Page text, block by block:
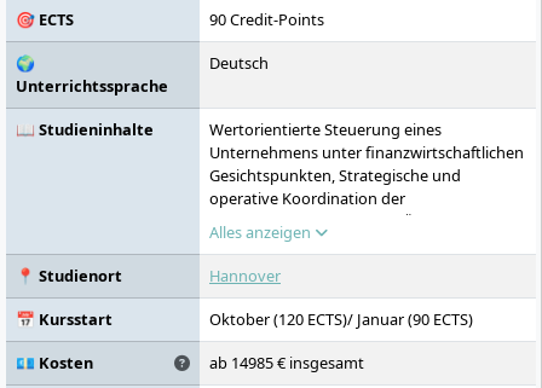
🎯 ECTS
90 Credit-Points
🌍
Unterrichtssprache
Deutsch
📖 Studieninhalte
Wertorientierte Steuerung eines
Unternehmens unter finanzwirtschaftlichen
Gesichtspunkten, Strategische und
operative Koordination der
Unternehmensaktivitäten, Überwachung
der Zielerreichung des Unternehmens
Erkennung, Analyse und Bewertung der
Risiken eines Unternehmens und Steuerung
der risikopolitischen Instrumente,
Neuausrichtung von Projekten,
Geschäftseinheiten und ganzen
Unternehmen, Nutzung von strukturierten
Alles anzeigen
📍 Studienort
Hannover
📅 Kursstart
Oktober (120 ECTS)/ Januar (90 ECTS)
💶 Kosten
ab 14985 € insgesamt